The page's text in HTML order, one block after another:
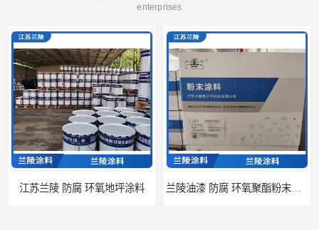
enterprises
江苏兰陵 防腐 环氧地坪涂料